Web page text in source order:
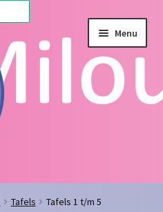
Menu
Tafels Tafels 1 t/m 5